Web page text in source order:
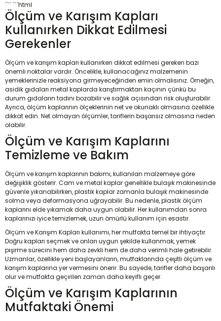
``` ```html
Ölçüm ve Karışım Kapları
Kullanırken Dikkat Edilmesi
Gerekenler
Ölçüm ve karışım kapları kullanırken dikkat edilmesi gereken bazı
önemli noktalar vardır. Öncelikle, kullanacağınız malzemenin
yemeklerinizle reaksiyona girmeyeceğinden emin olmalısınız. Örneğin,
asidik gıdaları metal kaplarda karıştırmaktan kaçının çünkü bu
durum gıdaların tadını bozabilir ve sağlık açısından risk oluşturabilir.
Ayrıca, ölçüm kaplarının ölçeklerinin net ve okunaklı olmasına özellikle
dikkat edin. Net olmayan ölçümler, tariflerin başarısız olmasına neden
olabilir.
Ölçüm ve Karışım Kaplarını
Temizleme ve Bakım
Ölçüm ve karışım kaplarının bakımı, kullanılan malzemeye göre
değişiklik gösterir. Cam ve metal kaplar genellikle bulaşık makinesinde
güvenle yıkanabilirken, plastik kaplar zamanla bulaşık makinesinde
solma veya deformasyona uğrayabilir. Bu nedenle, plastik ölçüm
kaplarını elde yıkamak daha uygun olabilir. Her kullanımdan sonra
kaplarınızı iyice temizlemek, uzun ömürlü kullanım için esastır.
Ölçüm ve Karışım Kapları kullanımı, her mutfakta temel bir ihtiyaçtır.
Doğru kapları seçmek ve onları uygun şekilde kullanmak, yemek
pişirme sürecini hem daha zevkli hem de daha verimli hale getirebilir.
Uzmanlar, özellikle yeni başlayanların, mutfaklarında çeşitli ölçüm ve
karışım kaplarına yer vermesini önerir. Bu sayede, tarifler daha başarılı
olur ve mutfakta geçirilen zaman daha keyifli geçer.
Ölçüm ve Karışım Kaplarının
Mutfaktaki Önemi